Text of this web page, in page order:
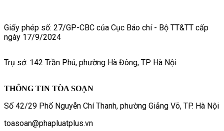
Giấy phép số: 27/GP-CBC của Cục Báo chí - Bộ TT&TT cấp
ngày 17/9/2024
Trụ sở: 142 Trần Phú, phường Hà Đông, TP Hà Nội
THÔNG TIN TÒA SOẠN
Số 42/29 Phố Nguyễn Chí Thanh, phường Giảng Võ, TP. Hà Nội
toasoan@phapluatplus.vn